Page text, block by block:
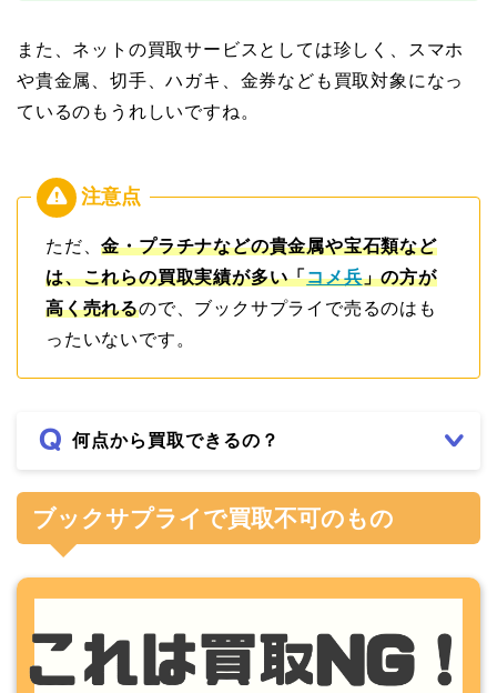
また、ネットの買取サービスとしては珍しく、スマホ
や貴金属、切手、ハガキ、金券なども買取対象になっ
ているのもうれしいですね。
ただ、金・プラチナなどの貴金属や宝石類など
は、これらの買取実績が多い「コメ兵」の方が
高く売れるので、ブックサプライで売るのはも
ったいないです。
何点から買取できるの？
ブックサプライで買取不可のもの